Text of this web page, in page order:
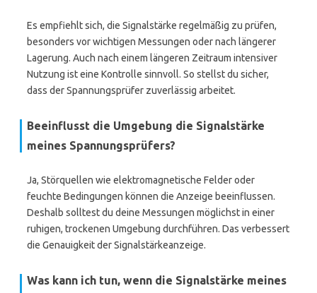
Es empfiehlt sich, die Signalstärke regelmäßig zu prüfen,
besonders vor wichtigen Messungen oder nach längerer
Lagerung. Auch nach einem längeren Zeitraum intensiver
Nutzung ist eine Kontrolle sinnvoll. So stellst du sicher,
dass der Spannungsprüfer zuverlässig arbeitet.
Beeinflusst die Umgebung die Signalstärke
meines Spannungsprüfers?
Ja, Störquellen wie elektromagnetische Felder oder
feuchte Bedingungen können die Anzeige beeinflussen.
Deshalb solltest du deine Messungen möglichst in einer
ruhigen, trockenen Umgebung durchführen. Das verbessert
die Genauigkeit der Signalstärkeanzeige.
Was kann ich tun, wenn die Signalstärke meines